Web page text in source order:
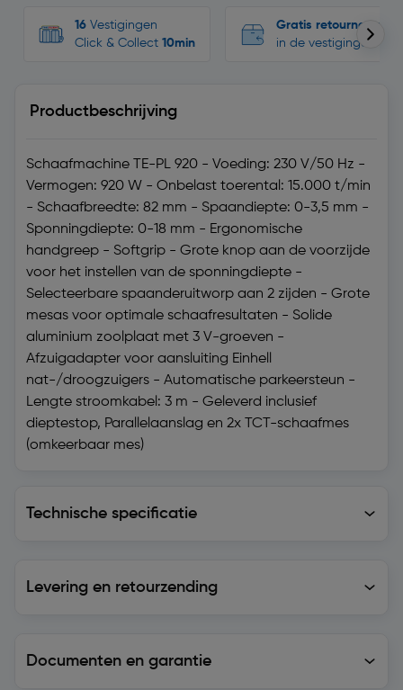
16 Vestigingen
Click & Collect 10min
Gratis retourneren
in de vestigingen
Productbeschrijving
Schaafmachine TE-PL 920 - Voeding: 230 V/50 Hz -
Vermogen: 920 W - Onbelast toerental: 15.000 t/min
- Schaafbreedte: 82 mm - Spaandiepte: 0-3,5 mm -
Sponningdiepte: 0-18 mm - Ergonomische
handgreep - Softgrip - Grote knop aan de voorzijde
voor het instellen van de sponningdiepte -
Selecteerbare spaanderuitworp aan 2 zijden - Grote
mesas voor optimale schaafresultaten - Solide
aluminium zoolplaat met 3 V-groeven -
Afzuigadapter voor aansluiting Einhell
nat-/droogzuigers - Automatische parkeersteun -
Lengte stroomkabel: 3 m - Geleverd inclusief
dieptestop, Parallelaanslag en 2x TCT-schaafmes
(omkeerbaar mes)
Technische specificatie
Levering en retourzending
Documenten en garantie